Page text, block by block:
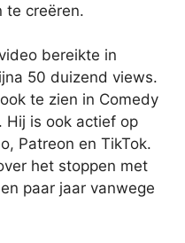
te creëren.
bereikte in
50 duizend views.
te zien in Comedy
Hij is ook actief op
Patreon en TikTok.
het stoppen met
paar jaar vanwege